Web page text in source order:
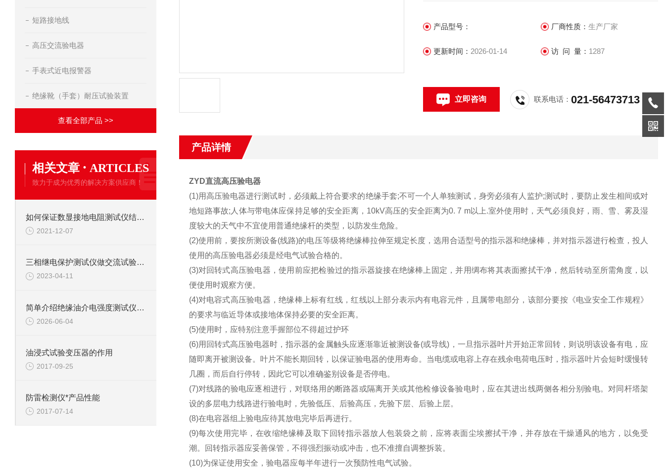
短路接地线
高压交流验电器
手表式近电报警器
绝缘靴（手套）耐压试验装置
查看全部产品 >>
相关文章 · ARTICLES
致力于成为优秀的解决方案供应商！
如何保证数显接地电阻测试仪结果的准确性
2021-12-07
三相继电保护测试仪做交流试验测试的使用方法
2023-04-11
简单介绍绝缘油介电强度测试仪功能
2026-06-04
油浸式试验变压器的作用
2017-09-25
防雷检测仪*产品性能
2017-07-14
产品型号： 厂商性质： 生产厂家
更新时间： 2026-01-14 访 问 量： 1287
立即咨询 联系电话：021-56473713
产品详情
ZYD直流高压验电器
(1)用高压验电器进行测试时，必须戴上符合要求的绝缘手套;不可一个人单独测试，身旁必须有人监护;测试时，要防止发生相间或对
地短路事故;人体与带电体应保持足够的安全距离，10kV高压的安全距离为0. 7 m以上.室外使用时，天气必须良好，雨、雪、雾及湿
度较大的天气中不宜使用普通绝缘杆的类型，以防发生危险。
(2)使用前，要按所测设备(线路)的电压等级将绝缘棒拉伸至规定长度，选用合适型号的指示器和绝缘棒，并对指示器进行检查，投人
使用的高压验电器必须是经电气试验合格的。
(3)对回转式高压验电器，使用前应把检验过的指示器旋接在绝缘棒上固定，并用绸布将其表面擦拭干净，然后转动至所需角度，以
便使用时观察方便。
(4)对电容式高压验电器，绝缘棒上标有红线，红线以上部分表示内有电容元件，且属带电部分，该部分要按《电业安全工作规程》
的要求与临近导体或接地体保持必要的安全距离。
(5)使用时，应特别注意手握部位不得超过护环
(6)用回转式高压验电器时，指示器的金属触头应逐渐靠近被测设备(或导线)，一旦指示器叶片开始正常回转，则说明该设备有电，应
随即离开被测设备。叶片不能长期回转，以保证验电器的使用寿命。当电缆或电容上存在残余电荷电压时，指示器叶片会短时缓慢转
几圈，而后自行停转，因此它可以准确鉴别设备是否停电。
(7)对线路的验电应逐相进行，对联络用的断路器或隔离开关或其他检修设备验电时，应在其进出线两侧各相分别验电。对同杆塔架
设的多层电力线路进行验电时，先验低压、后验高压，先验下层、后验上层。
(8)在电容器组上验电应待其放电完毕后再进行。
(9)每次使用完毕，在收缩绝缘棒及取下回转指示器放人包装袋之前，应将表面尘埃擦拭干净，并存放在干燥通风的地方，以免受
潮。回转指示器应妥善保管，不得强烈振动或冲击，也不准擅自调整拆装。
(10)为保证使用安全，验电器应每半年进行一次预防性电气试验。